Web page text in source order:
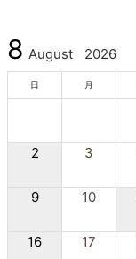
8 August 2026
日 月
2 3
9 10
16 17